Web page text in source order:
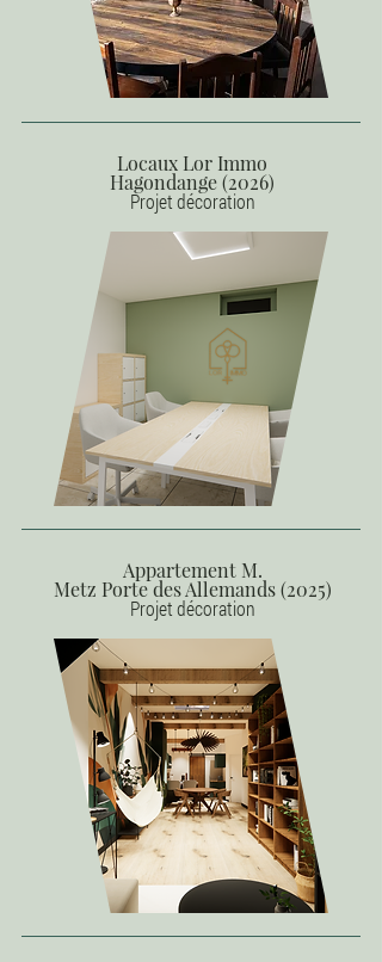
Locaux Lor Immo
Hagondange (2026)
Projet décoration
Appartement M.
Metz Porte des Allemands (2025)
Projet décoration